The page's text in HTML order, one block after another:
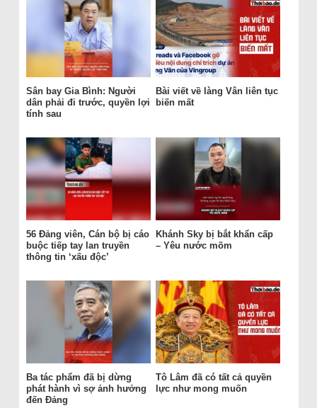
Sân bay Gia Bình: Người
dân phải đi trước, quyền lợi
tính sau
Bài viết về làng Vân liên tục
biến mất
56 Đảng viên, Cán bộ bị cáo
buộc tiếp tay lan truyền
thông tin ‘xấu độc’
Khánh Sky bị bắt khẩn cấp
– Yêu nước mõm
Ba tác phẩm đã bị dừng
phát hành vì sợ ảnh hưởng
đến Đảng
Tô Lâm đã có tất cả quyền
lực như mong muốn